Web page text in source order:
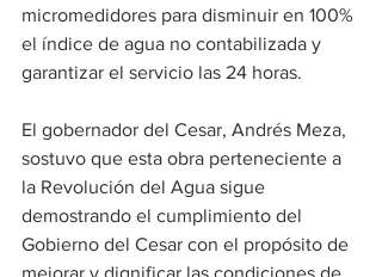
micromedidores para disminuir en 100%
el índice de agua no contabilizada y
garantizar el servicio las 24 horas.
El gobernador del Cesar, Andrés Meza,
sostuvo que esta obra perteneciente a
la Revolución del Agua sigue
demostrando el cumplimiento del
Gobierno del Cesar con el propósito de
mejorar y dignificar las condiciones de